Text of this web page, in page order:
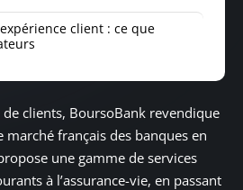
client : ce que
clients, BoursoBank revendique
marché français des banques en
une gamme de services
à l’assurance-vie, en passant